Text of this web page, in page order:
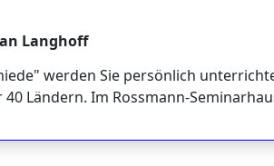
Langhoff
werden Sie persönlich
Ländern. Im Rossmann-